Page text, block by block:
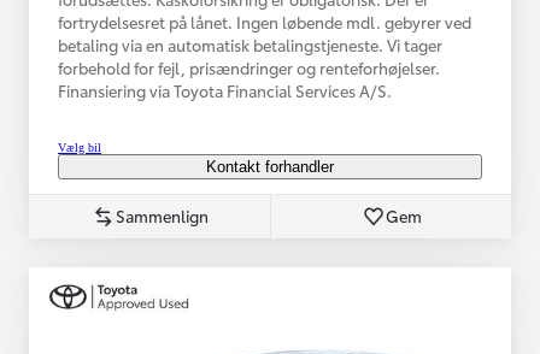
fortrydelsesret på lånet. Ingen løbende mdl. gebyrer ved
betaling via en automatisk betalingstjeneste. Vi tager
forbehold for fejl, prisændringer og renteforhøjelser.
Finansiering via Toyota Financial Services A/S.
Vælg bil
Kontakt forhandler
Sammenlign Gem